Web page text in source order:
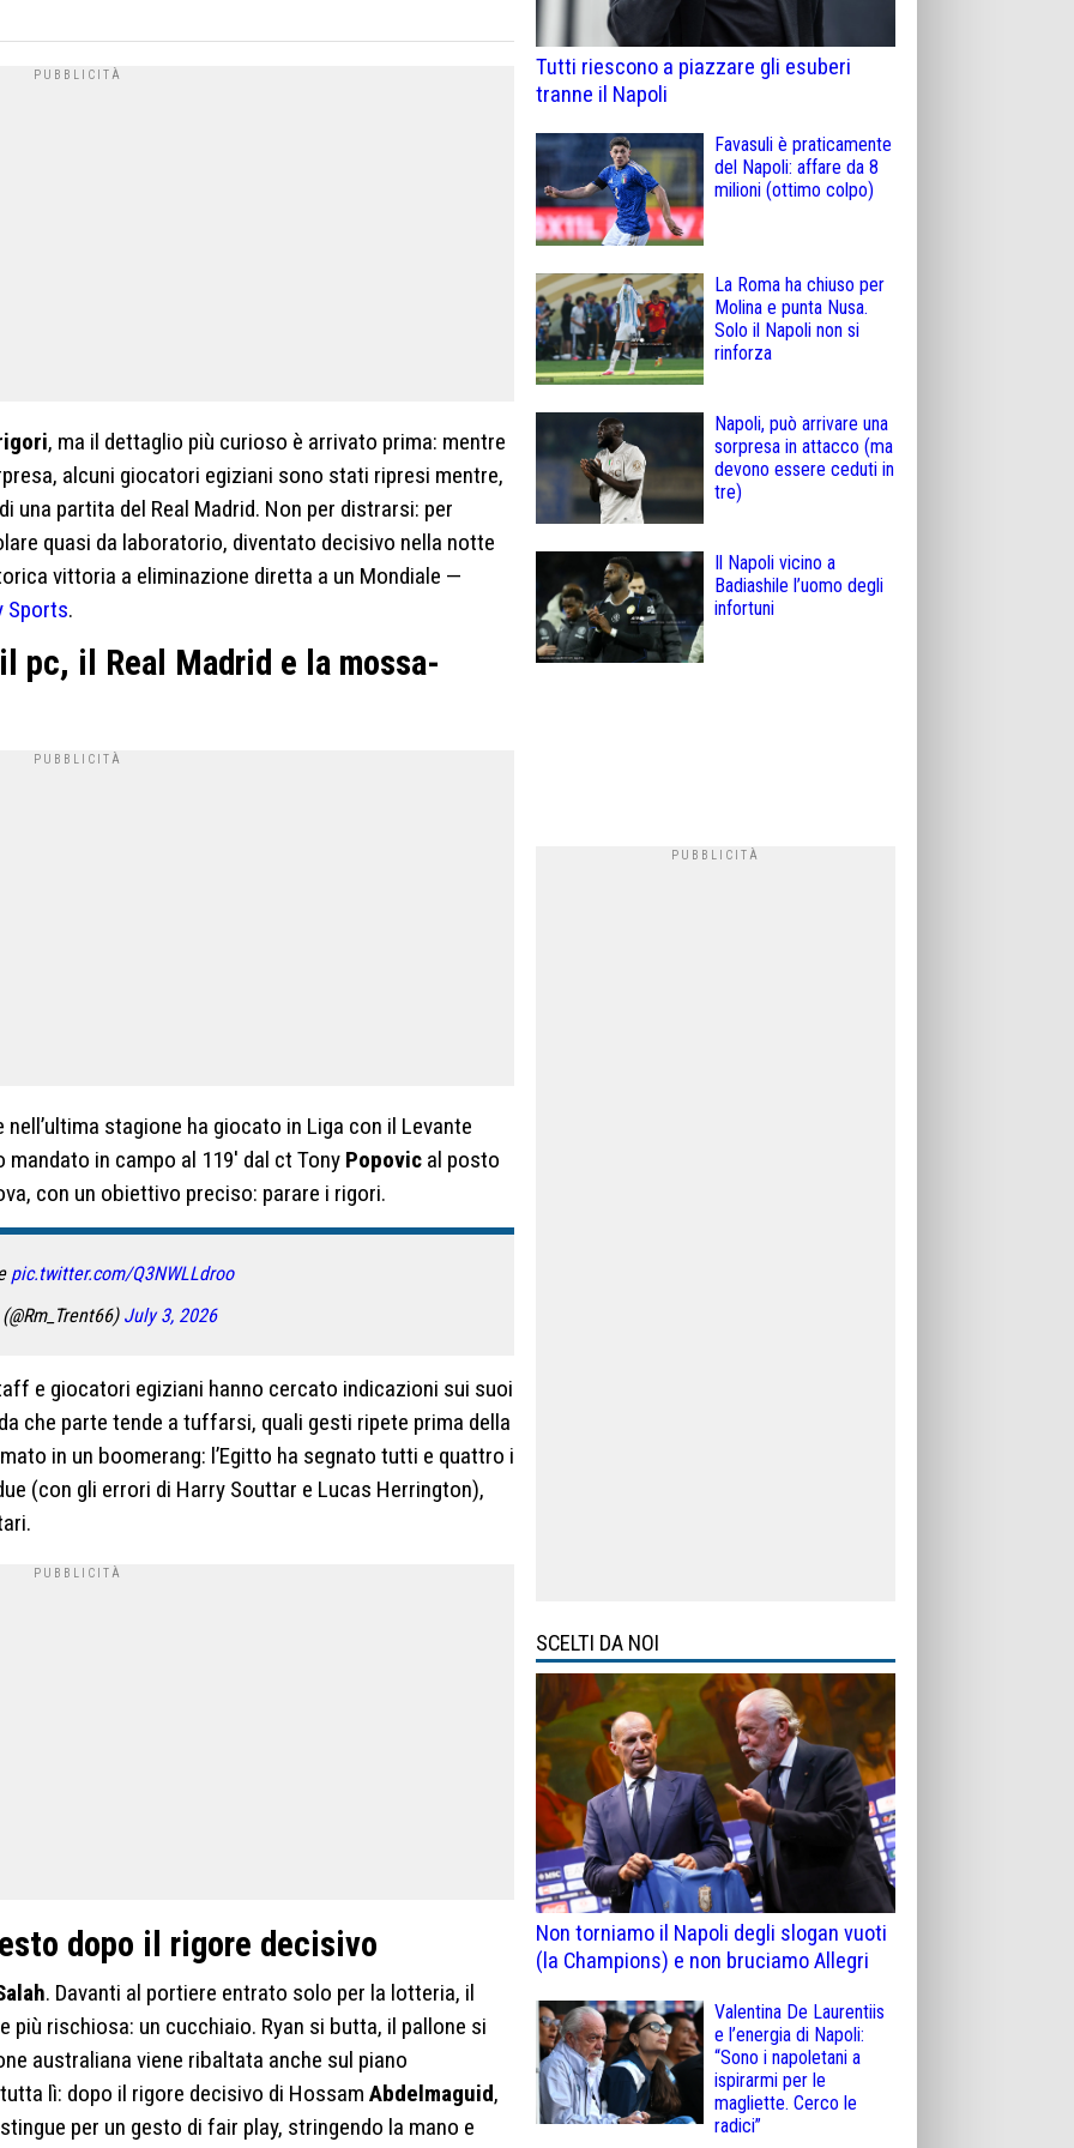
, ma il dettaglio più curioso è arrivato prima: mentre
alcuni giocatori egiziani sono stati ripresi mentre,
una partita del Real Madrid. Non per distrarsi: per
quasi da laboratorio, diventato decisivo nella notte
vittoria a eliminazione diretta a un Mondiale —
Sports.
il Real Madrid e la mossa-
nell’ultima stagione ha giocato in Liga con il Levante
in campo al 119′ dal ct Tony Popovic al posto
con un obiettivo preciso: parare i rigori.
pic.twitter.com/Q3NWLLdroo
July 3, 2026
e giocatori egiziani hanno cercato indicazioni sui suoi
che parte tende a tuffarsi, quali gesti ripete prima della
in un boomerang: l’Egitto ha segnato tutti e quattro i
(con gli errori di Harry Souttar e Lucas Herrington),
dopo il rigore decisivo
. Davanti al portiere entrato solo per la lotteria, il
rischiosa: un cucchiaio. Ryan si butta, il pallone si
australiana viene ribaltata anche sul piano
lì: dopo il rigore decisivo di Hossam Abdelmaguid,
per un gesto di fair play, stringendo la mano e
Tutti riescono a piazzare gli esuberi
tranne il Napoli
Favasuli è praticamente
del Napoli: affare da 8
milioni (ottimo colpo)
La Roma ha chiuso per
Molina e punta Nusa.
Solo il Napoli non si
rinforza
Napoli, può arrivare una
sorpresa in attacco (ma
devono essere ceduti in
tre)
Il Napoli vicino a
Badiashile l’uomo degli
infortuni
SCELTI DA NOI
Non torniamo il Napoli degli slogan vuoti
(la Champions) e non bruciamo Allegri
Valentina De Laurentiis
e l’energia di Napoli:
“Sono i napoletani a
ispirarmi per le
magliette. Cerco le
radici”